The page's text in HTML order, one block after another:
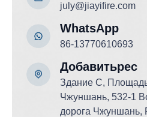
WhatsApp
86-13770610693
july@jiayifire.com
Добавитьрес
Здание C,
Чжуншань, 532-1
дорога Чжуншань,